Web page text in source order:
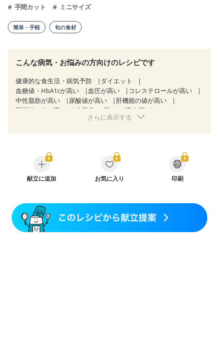
手間カット ミニサイズ
簡単・手軽 旬の食材
こんな病気・お悩みの方向けのレシピです
健康的な食生活・病気予防
ダイエット
血糖値・HbA1cが高い
血圧が高い
コレステロールが高い
中性脂肪が高い
尿酸値が高い
肝機能の値が高い
腎機能の値が高い
糖尿病（2型）
高血圧
胃炎 胃ポリープ
睡眠時無呼吸症候群
CKD（ステージ１）
CKD（ステージ２）
乳がん（抗がん剤治療中）
乳がん（ホルモン療法中）
乳がん（放射線治療中）
胃がん治療を終えた方・経過観察中の方
大腸がん治療を終えた方・経過観察中の方
大腸がん（抗がん剤治療中）
さらに表示する
献立に追加 お気に入り 印刷